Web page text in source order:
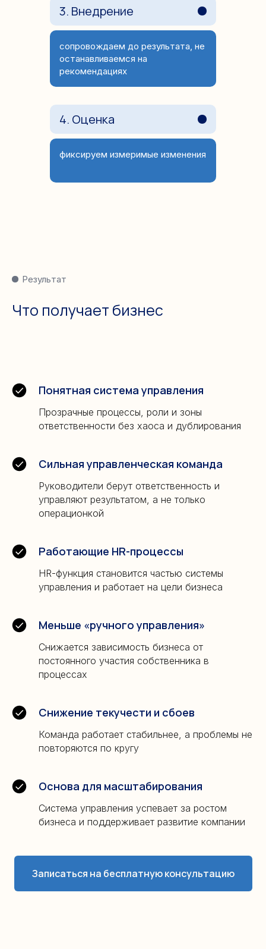
фиксируем измеримые изменения
4. Оценка
сопровождаем до результата, не
останавливаемся на
рекомендациях
3. Внедрение
Что получает бизнес
Результат
Понятная система управления
Прозрачные процессы, роли и зоны
ответственности без хаоса и дублирования
Сильная управленческая команда
Руководители берут ответственность и
управляют результатом, а не только
операционкой
Работающие HR-процессы
HR-функция становится частью системы
управления и работает на цели бизнеса
Меньше «ручного управления»
Снижается зависимость бизнеса от
постоянного участия собственника в
процессах
Снижение текучести и сбоев
Команда работает стабильнее, а проблемы не
повторяются по кругу
Основа для масштабирования
Система управления успевает за ростом
бизнеса и поддерживает развитие компании
Записаться на бесплатную консультацию